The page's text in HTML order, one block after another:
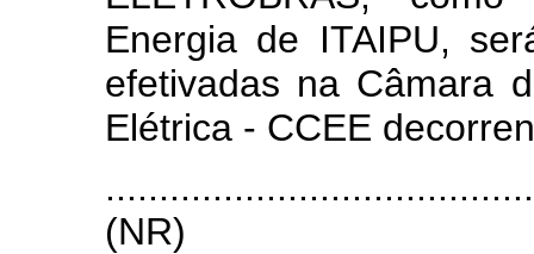
Energia de ITAIPU,
efetivadas na Câmara
Elétrica - CCEE
(NR)